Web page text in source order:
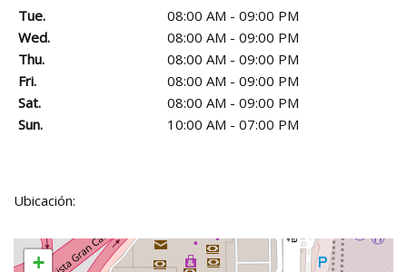
Tue.
08:00 AM - 09:00 PM
Wed.
08:00 AM - 09:00 PM
Thu.
08:00 AM - 09:00 PM
Fri.
08:00 AM - 09:00 PM
Sat.
08:00 AM - 09:00 PM
Sun.
10:00 AM - 07:00 PM
Ubicación:
+